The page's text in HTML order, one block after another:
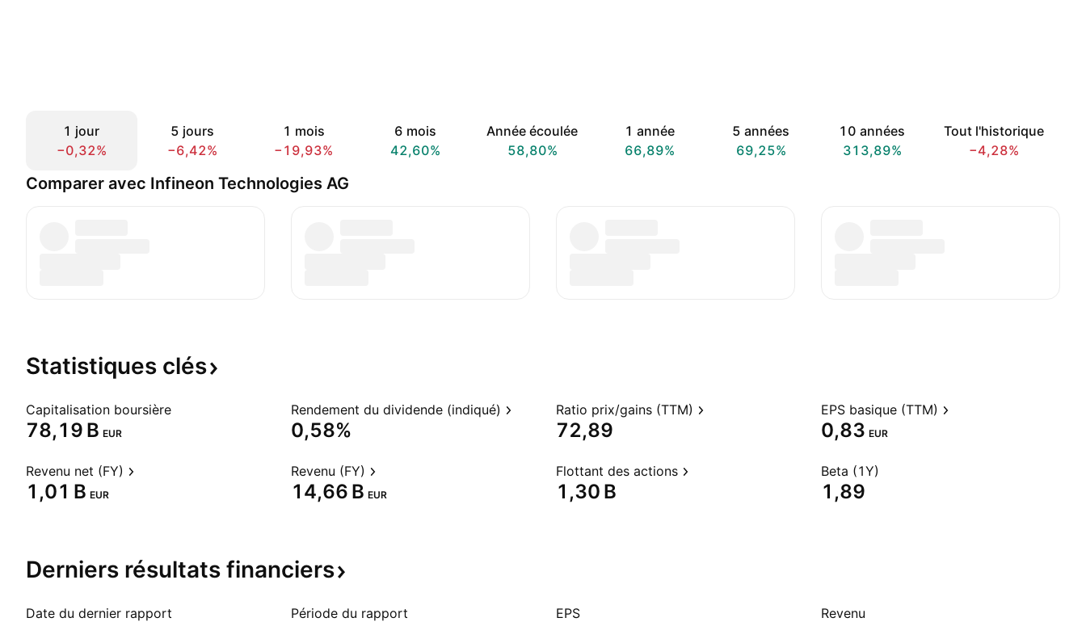
1 jour
−0,32%
5 jours
−6,42%
1 mois
−19,93%
6 mois
42,60%
Année écoulée
58,80%
1 année
66,89%
5 années
69,25%
10 années
313,89%
Tout l'historique
−4,28%
Comparer avec Infineon Technologies AG
Statistiques clés
Capitalisation boursière
‪78,19 B‬ EUR
Rendement du dividende (indiqué)
0,58%
Ratio prix/gains (TTM)
72,89
EPS basique (TTM)
0,83 EUR
Revenu net (FY)
‪1,01 B‬ EUR
Revenu (FY)
‪14,66 B‬ EUR
Flottant des actions
‪1,30 B‬
Beta (1Y)
1,89
Derniers résultats financiers
Date du dernier rapport Période du rapport EPS Revenu